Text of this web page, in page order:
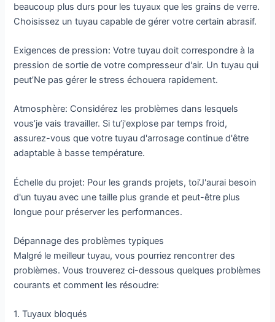
beaucoup plus durs pour les tuyaux que les grains de verre.
Choisissez un tuyau capable de gérer votre certain abrasif.
Exigences de pression: Votre tuyau doit correspondre à la
pression de sortie de votre compresseur d'air. Un tuyau qui
peut’Ne pas gérer le stress échouera rapidement.
Atmosphère: Considérez les problèmes dans lesquels
vous’je vais travailler. Si tu’j'explose par temps froid,
assurez-vous que votre tuyau d'arrosage continue d'être
adaptable à basse température.
Échelle du projet: Pour les grands projets, toi’J'aurai besoin
d'un tuyau avec une taille plus grande et peut-être plus
longue pour préserver les performances.
Dépannage des problèmes typiques
Malgré le meilleur tuyau, vous pourriez rencontrer des
problèmes. Vous trouverez ci-dessous quelques problèmes
courants et comment les résoudre:
1. Tuyaux bloqués